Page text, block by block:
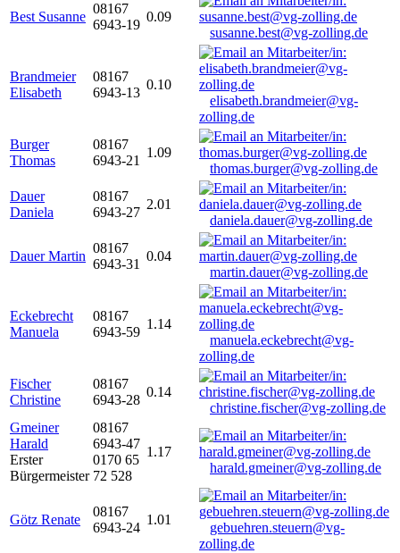
Best Susanne
08167
6943-19
0.09
susanne.best@vg-zolling.de
Brandmeier
Elisabeth
08167
6943-13
0.10
elisabeth.brandmeier@vg-
zolling.de
Burger
Thomas
08167
6943-21
1.09
thomas.burger@vg-zolling.de
Dauer
Daniela
08167
6943-27
2.01
daniela.dauer@vg-zolling.de
Dauer Martin
08167
6943-31
0.04
martin.dauer@vg-zolling.de
Eckebrecht
Manuela
08167
6943-59
1.14
manuela.eckebrecht@vg-
zolling.de
Fischer
Christine
08167
6943-28
0.14
christine.fischer@vg-zolling.de
Gmeiner
Harald
Erster
Bürgermeister
08167
6943-47
0170 65
72 528
1.17
harald.gmeiner@vg-zolling.de
Götz Renate
08167
6943-24
1.01
gebuehren.steuern@vg-
zolling.de